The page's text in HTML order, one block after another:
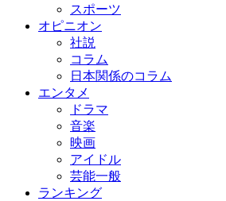
スポーツ
オピニオン
社説
コラム
日本関係のコラム
エンタメ
ドラマ
音楽
映画
アイドル
芸能一般
ランキング